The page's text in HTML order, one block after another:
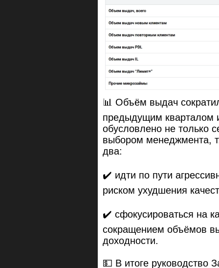
📊 Объём выдач
предыдущим кварталом
обусловлено не только
выбором менеджмента,
два:
✔️ идти по пути
риском ухудшения
✔️ сфокусироваться на
сокращением объёмов
доходности.
💵 В итоге руководство